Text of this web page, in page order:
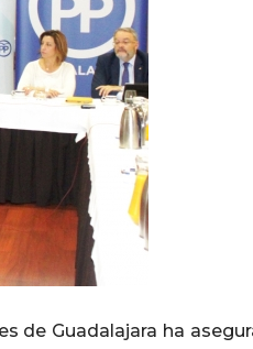
de Guadalajara ha